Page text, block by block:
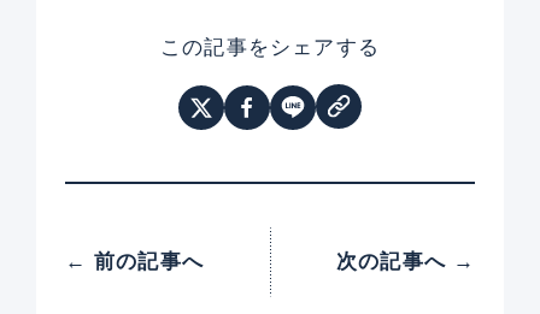
この記事をシェアする
← 前の記事へ 次の記事へ →